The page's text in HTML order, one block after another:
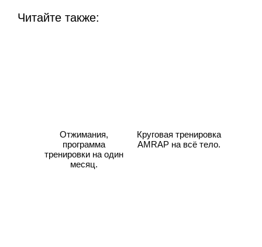
Читайте также:
Отжимания,
программа
тренировки на один
месяц.
Круговая тренировка
AMRAP на всё тело.